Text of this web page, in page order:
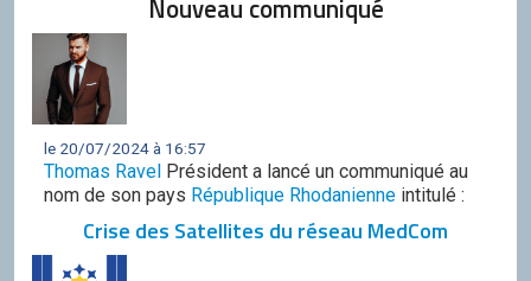
Nouveau communiqué
le 20/07/2024 à 16:57
Thomas Ravel Président a lancé un communiqué au
nom de son pays République Rhodanienne intitulé :
Crise des Satellites du réseau MedCom